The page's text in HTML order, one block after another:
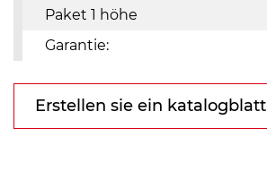
Paket 1 höhe
Garantie:
Erstellen sie ein katalogblatt